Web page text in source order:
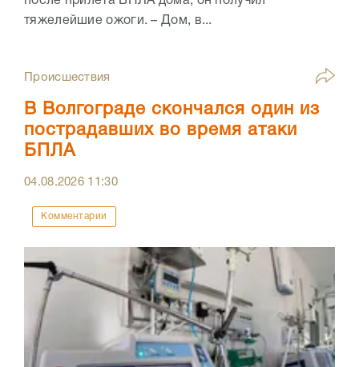
тяжелейшие ожоги. – Дом, в...
Происшествия
В Волгограде скончался один из
пострадавших во время атаки
БПЛА
04.08.2026 11:30
Комментарии